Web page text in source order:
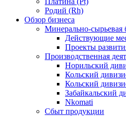
Родий (Rh)
Обзор бизнеса
Минерально-сырьевая
Действующие
Проекты
Производственная
Норильский
Кольский
Кольский
Забайкальский
Nkomati
Сбыт продукции